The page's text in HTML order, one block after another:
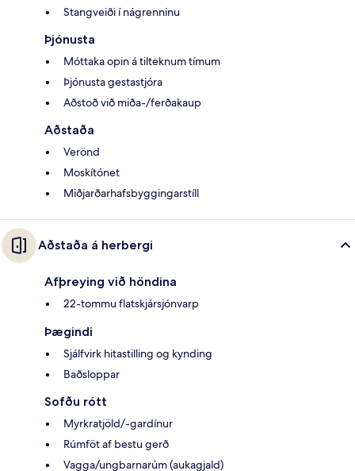
Stangveiði í nágrenninu
Þjónusta
Móttaka opin á tilteknum tímum
Þjónusta gestastjóra
Aðstoð við miða-/ferðakaup
Aðstaða
Verönd
Moskítónet
Miðjarðarhafsbyggingarstíll
Aðstaða á herbergi
Afþreying við höndina
22-tommu flatskjársjónvarp
Þægindi
Sjálfvirk hitastilling og kynding
Baðsloppar
Sofðu rótt
Myrkratjöld/-gardínur
Rúmföt af bestu gerð
Vagga/ungbarnarúm (aukagjald)